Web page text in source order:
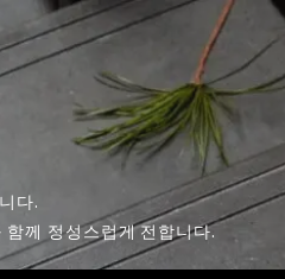
다.
께 정성스럽게 전합니다.